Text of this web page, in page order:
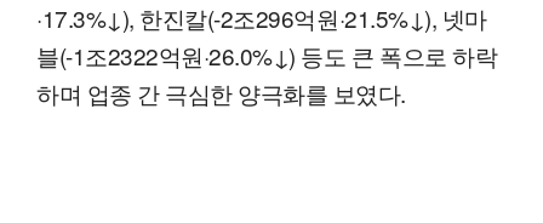
·17.3%↓), 한진칼(-2조296억원·21.5%↓), 넷마
블(-1조2322억원·26.0%↓) 등도 큰 폭으로 하락
하며 업종 간 극심한 양극화를 보였다.